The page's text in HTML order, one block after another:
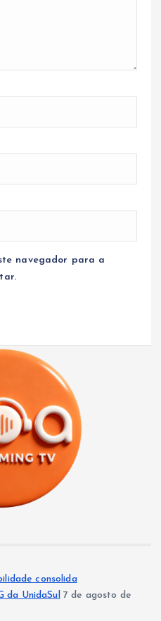
navegador para a
consolida
da UnidaSul 7 de agosto de